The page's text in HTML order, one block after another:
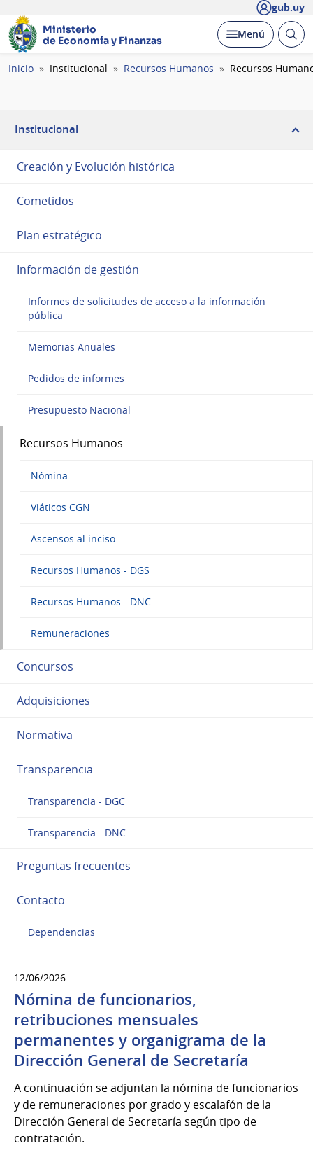
gub.uy
Ministerio
de Economía y Finanzas
Desplegar
Menú Abrir
Ruta
Inicio Institucional Recursos Humanos Recursos
Institucional
Creación y Evolución histórica
Cometidos
Plan estratégico
Información de gestión
Informes de solicitudes de acceso a la información
pública
Memorias Anuales
Pedidos de informes
Presupuesto Nacional
Recursos Humanos
Nómina
Viáticos CGN
Ascensos al inciso
Recursos Humanos - DGS
Recursos Humanos - DNC
Remuneraciones
Concursos
Adquisiciones
Normativa
Transparencia
Transparencia - DGC
Transparencia - DNC
Preguntas frecuentes
Contacto
Dependencias
12/06/2026
Nómina de funcionarios,
retribuciones mensuales
permanentes y organigrama de la
Dirección General de Secretaría
A continuación se adjuntan la nómina de funcionarios
y de remuneraciones por grado y escalafón de la
Dirección General de Secretaría según tipo de
contratación.